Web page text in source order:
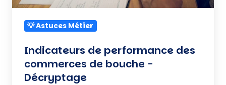
💡 Astuces Métier
Indicateurs de performance des
commerces de bouche -
Décryptage